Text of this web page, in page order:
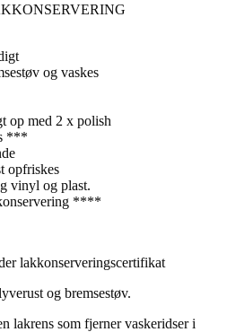
og vaskes
op med 2 x polish
***
opfriskes
vinyl og plast.
****
lakkonserveringscertifikat
og bremsestøv.
lakrens som fjerner vaskeridser i